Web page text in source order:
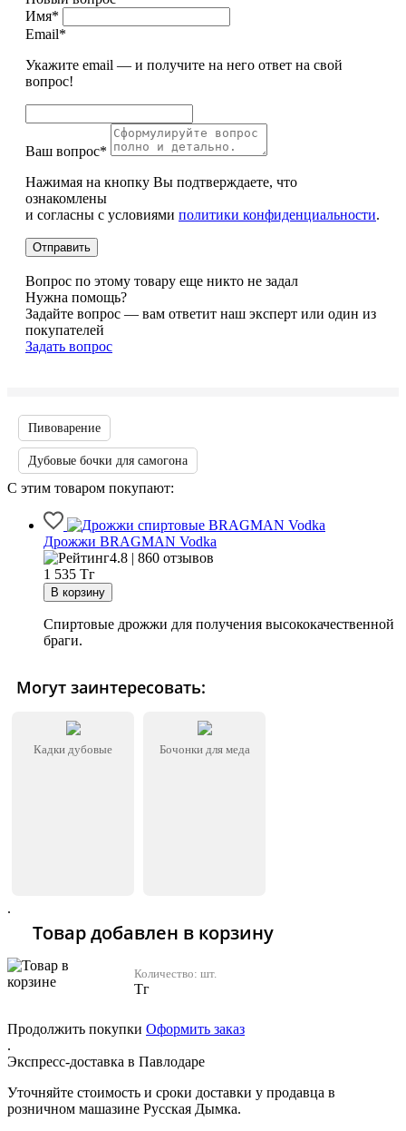
Имя*
Email*
Укажите email — и получите на него ответ на свой
вопрос!
Ваш вопрос*
Нажимая на кнопку Вы подтверждаете, что
ознакомлены
и согласны с условиями политики конфиденциальности.
Вопрос по этому товару еще никто не задал
Нужна помощь?
Задайте вопрос — вам ответит наш эксперт или один из
покупателей
Задать вопрос
Пивоварение
Дубовые бочки для самогона
С этим товаром покупают:
Дрожжи BRAGMAN Vodka
4.8 | 860 отзывов
1 535 Тг
Спиртовые дрожжи для получения высококачественной
браги.
Могут заинтересовать:
Кадки дубовые Бочонки для меда
.
Товар добавлен в корзину
Количество: шт.
Тг
Продолжить покупки Оформить заказ
.
Экспресс-доставка в Павлодаре
Уточняйте стоимость и сроки доставки у продавца в
розничном машазине Русская Дымка.